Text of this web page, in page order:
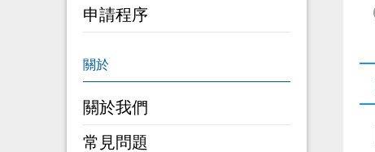
申請程序
關於我們
常見問題